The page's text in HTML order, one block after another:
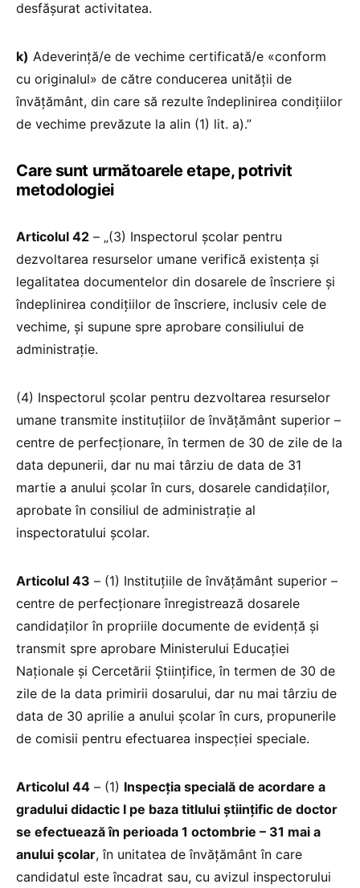
desfășurat activitatea.
k) Adeverință/e de vechime certificată/e «conform
cu originalul» de către conducerea unității de
învățământ, din care să rezulte îndeplinirea condițiilor
de vechime prevăzute la alin (1) lit. a).”
Care sunt următoarele etape, potrivit
metodologiei
Articolul 42 – „(3) Inspectorul școlar pentru
dezvoltarea resurselor umane verifică existența și
legalitatea documentelor din dosarele de înscriere și
îndeplinirea condițiilor de înscriere, inclusiv cele de
vechime, și supune spre aprobare consiliului de
administrație.
(4) Inspectorul școlar pentru dezvoltarea resurselor
umane transmite instituțiilor de învățământ superior –
centre de perfecționare, în termen de 30 de zile de la
data depunerii, dar nu mai târziu de data de 31
martie a anului școlar în curs, dosarele candidaților,
aprobate în consiliul de administrație al
inspectoratului școlar.
Articolul 43 – (1) Instituțiile de învățământ superior –
centre de perfecționare înregistrează dosarele
candidaților în propriile documente de evidență și
transmit spre aprobare Ministerului Educației
Naționale și Cercetării Științifice, în termen de 30 de
zile de la data primirii dosarului, dar nu mai târziu de
data de 30 aprilie a anului școlar în curs, propunerile
de comisii pentru efectuarea inspecției speciale.
Articolul 44 – (1) Inspecția specială de acordare a
gradului didactic I pe baza titlului științific de doctor
se efectuează în perioada 1 octombrie – 31 mai a
anului școlar, în unitatea de învățământ în care
candidatul este încadrat sau, cu avizul inspectorului